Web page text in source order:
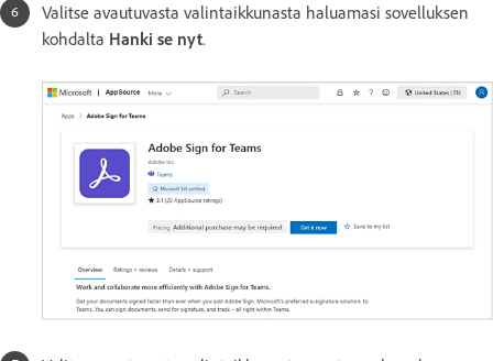
Valitse avautuvasta valintaikkunasta haluamasi sovelluksen
kohdalta Hanki se nyt.